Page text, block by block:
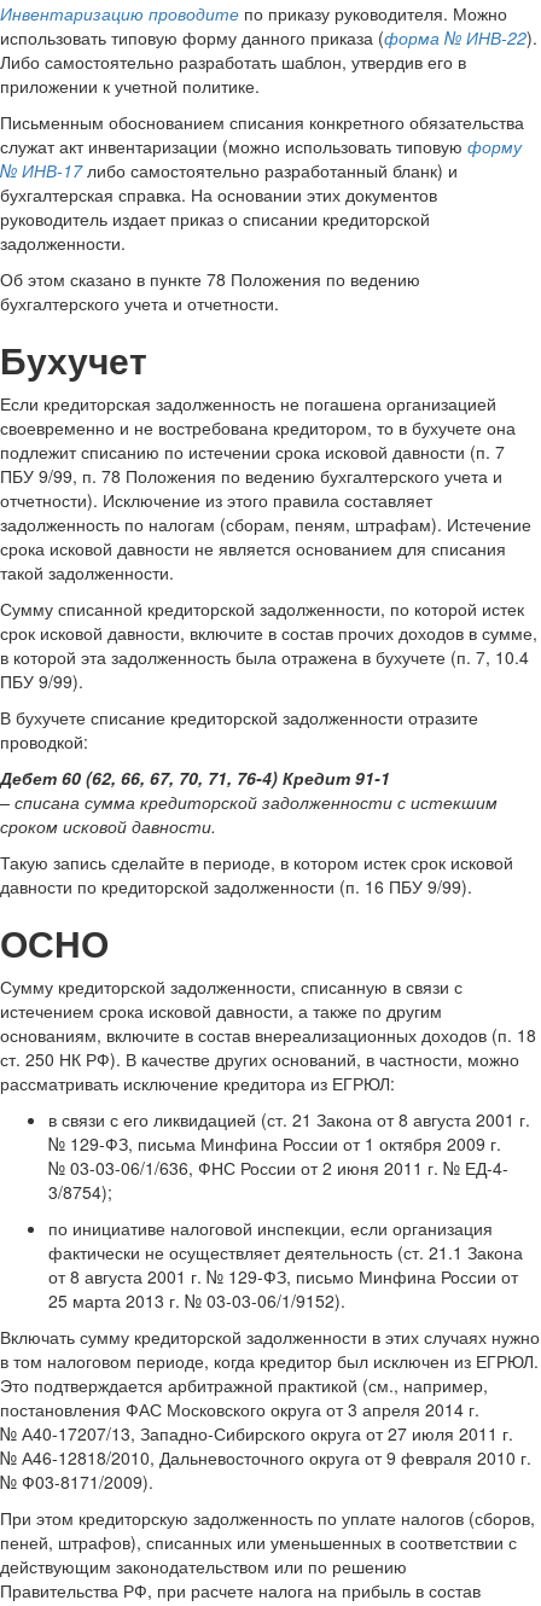
Инвентаризацию проводите по приказу руководителя. Можно
использовать типовую форму данного приказа (форма № ИНВ-22).
Либо самостоятельно разработать шаблон, утвердив его в
приложении к учетной политике.
Письменным обоснованием списания конкретного обязательства
служат акт инвентаризации (можно использовать типовую форму
№ ИНВ-17либо самостоятельно разработанный бланк) и
бухгалтерская справка. На основании этих документов
руководитель издает приказ о списании кредиторской
задолженности.
Об этом сказано в пункте 78 Положения по ведению
бухгалтерского учета и отчетности.
Бухучет
Если кредиторская задолженность не погашена организацией
своевременно и не востребована кредитором, то в бухучете она
подлежит списанию по истечении срока исковой давности (п. 7
ПБУ 9/99, п. 78 Положения по ведению бухгалтерского учета и
отчетности). Исключение из этого правила составляет
задолженность по налогам (сборам, пеням, штрафам). Истечение
срока исковой давности не является основанием для списания
такой задолженности.
Сумму списанной кредиторской задолженности, по которой истек
срок исковой давности, включите в состав прочих доходов в сумме,
в которой эта задолженность была отражена в бухучете (п. 7, 10.4
ПБУ 9/99).
В бухучете списание кредиторской задолженности отразите
проводкой:
Дебет 60 (62, 66, 67, 70, 71, 76-4) Кредит 91-1
– списана сумма кредиторской задолженности с истекшим
сроком исковой давности.
Такую запись сделайте в периоде, в котором истек срок исковой
давности по кредиторской задолженности (п. 16 ПБУ 9/99).
ОСНО
Сумму кредиторской задолженности, списанную в связи с
истечением срока исковой давности, а также по другим
основаниям, включите в состав внереализационных доходов (п. 18
ст. 250 НК РФ). В качестве других оснований, в частности, можно
рассматривать исключение кредитора из ЕГРЮЛ:
в связи с его ликвидацией (ст. 21 Закона от 8 августа 2001 г.
№ 129-ФЗ, письма Минфина России от 1 октября 2009 г.
№ 03-03-06/1/636, ФНС России от 2 июня 2011 г. № ЕД-4-
3/8754);
по инициативе налоговой инспекции, если организация
фактически не осуществляет деятельность (ст. 21.1 Закона
от 8 августа 2001 г. № 129-ФЗ, письмо Минфина России от
25 марта 2013 г. № 03-03-06/1/9152).
Включать сумму кредиторской задолженности в этих случаях нужно
в том налоговом периоде, когда кредитор был исключен из ЕГРЮЛ.
Это подтверждается арбитражной практикой (см., например,
постановления ФАС Московского округа от 3 апреля 2014 г.
№ А40-17207/13, Западно-Сибирского округа от 27 июля 2011 г.
№ А46-12818/2010, Дальневосточного округа от 9 февраля 2010 г.
№ Ф03-8171/2009).
При этом кредиторскую задолженность по уплате налогов (сборов,
пеней, штрафов), списанных или уменьшенных в соответствии с
действующим законодательством или по решению
Правительства РФ, при расчете налога на прибыль в состав